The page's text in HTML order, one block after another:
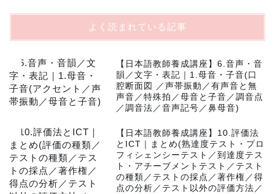
よく読まれている記事
【日本語教師養成講座】6.音声・音
韻／文字・表記｜1.母音・子音(口
腔断面図 ／声帯振動／有声音と無
声音／特殊拍／母音と子音／調音点
／調音法／音声記号／鼻母音)
【日本語教師養成講座】10.評価法
とICT｜まとめ(熟達度テスト・プロ
フィシェンシーテスト／到達度テス
ト・アチーブメントテスト／テスト
の種類／テストの採点／著作権／得
点の分析／テスト以外の評価方法／